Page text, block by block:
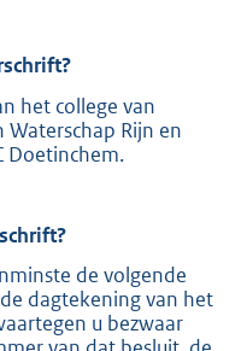
het college van
Rijn en
Doetinchem.
de volgende
dagtekening van het
u bezwaar